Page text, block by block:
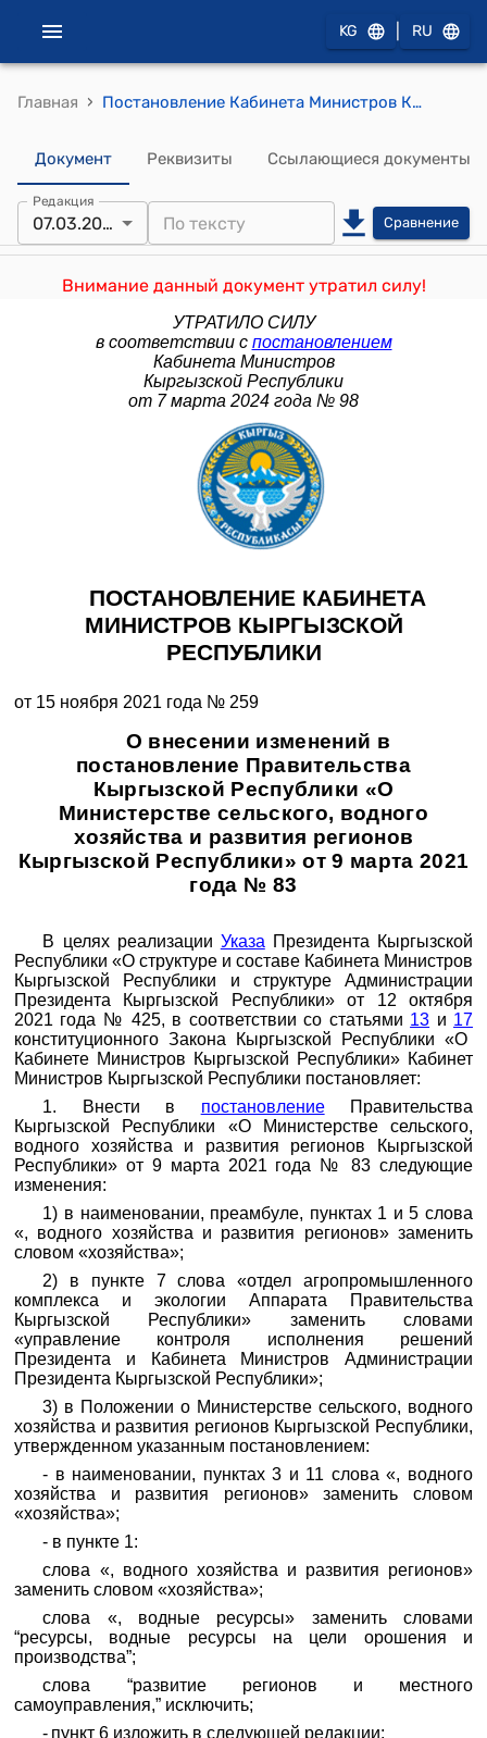
KG RU
Главная › Постановление Кабинета Министров КР от 15 ноября 2021 года № 259 "О внесении изменений в постановление Правительства Кыргызской Республики «О Министерстве сельского, водного хозяйства и развития регионов Кыргызской Республики» от 9 марта 2021 года № 83"
Документ Реквизиты Ссылающиеся документы
Редакция
07.03.2024 Сравнение
Внимание данный документ утратил силу!